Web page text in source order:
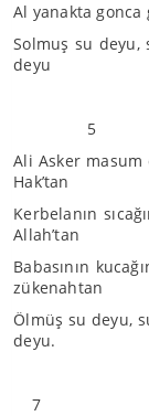
Al yanakta
Solmuş su
deyu
Ali Asker
Hak’tan
Allah’tan
zükenahtan
Ölmüş su
deyu.